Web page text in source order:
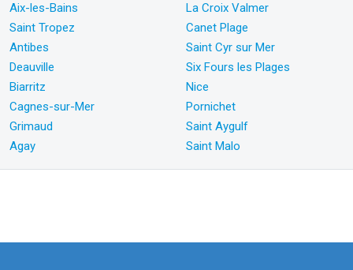
Aix-les-Bains
La Croix Valmer
Saint Tropez
Canet Plage
Antibes
Saint Cyr sur Mer
Deauville
Six Fours les Plages
Biarritz
Nice
Cagnes-sur-Mer
Pornichet
Grimaud
Saint Aygulf
Agay
Saint Malo